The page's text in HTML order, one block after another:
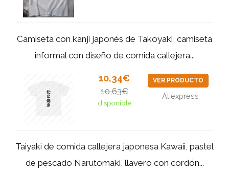
Camiseta con kanji japonés de Takoyaki, camiseta
informal con diseño de comida callejera...
10,34€
10,63€
disponible
VER PRODUCTO
Aliexpress
Taiyaki de comida callejera japonesa Kawaii, pastel
de pescado Narutomaki, llavero con cordón...